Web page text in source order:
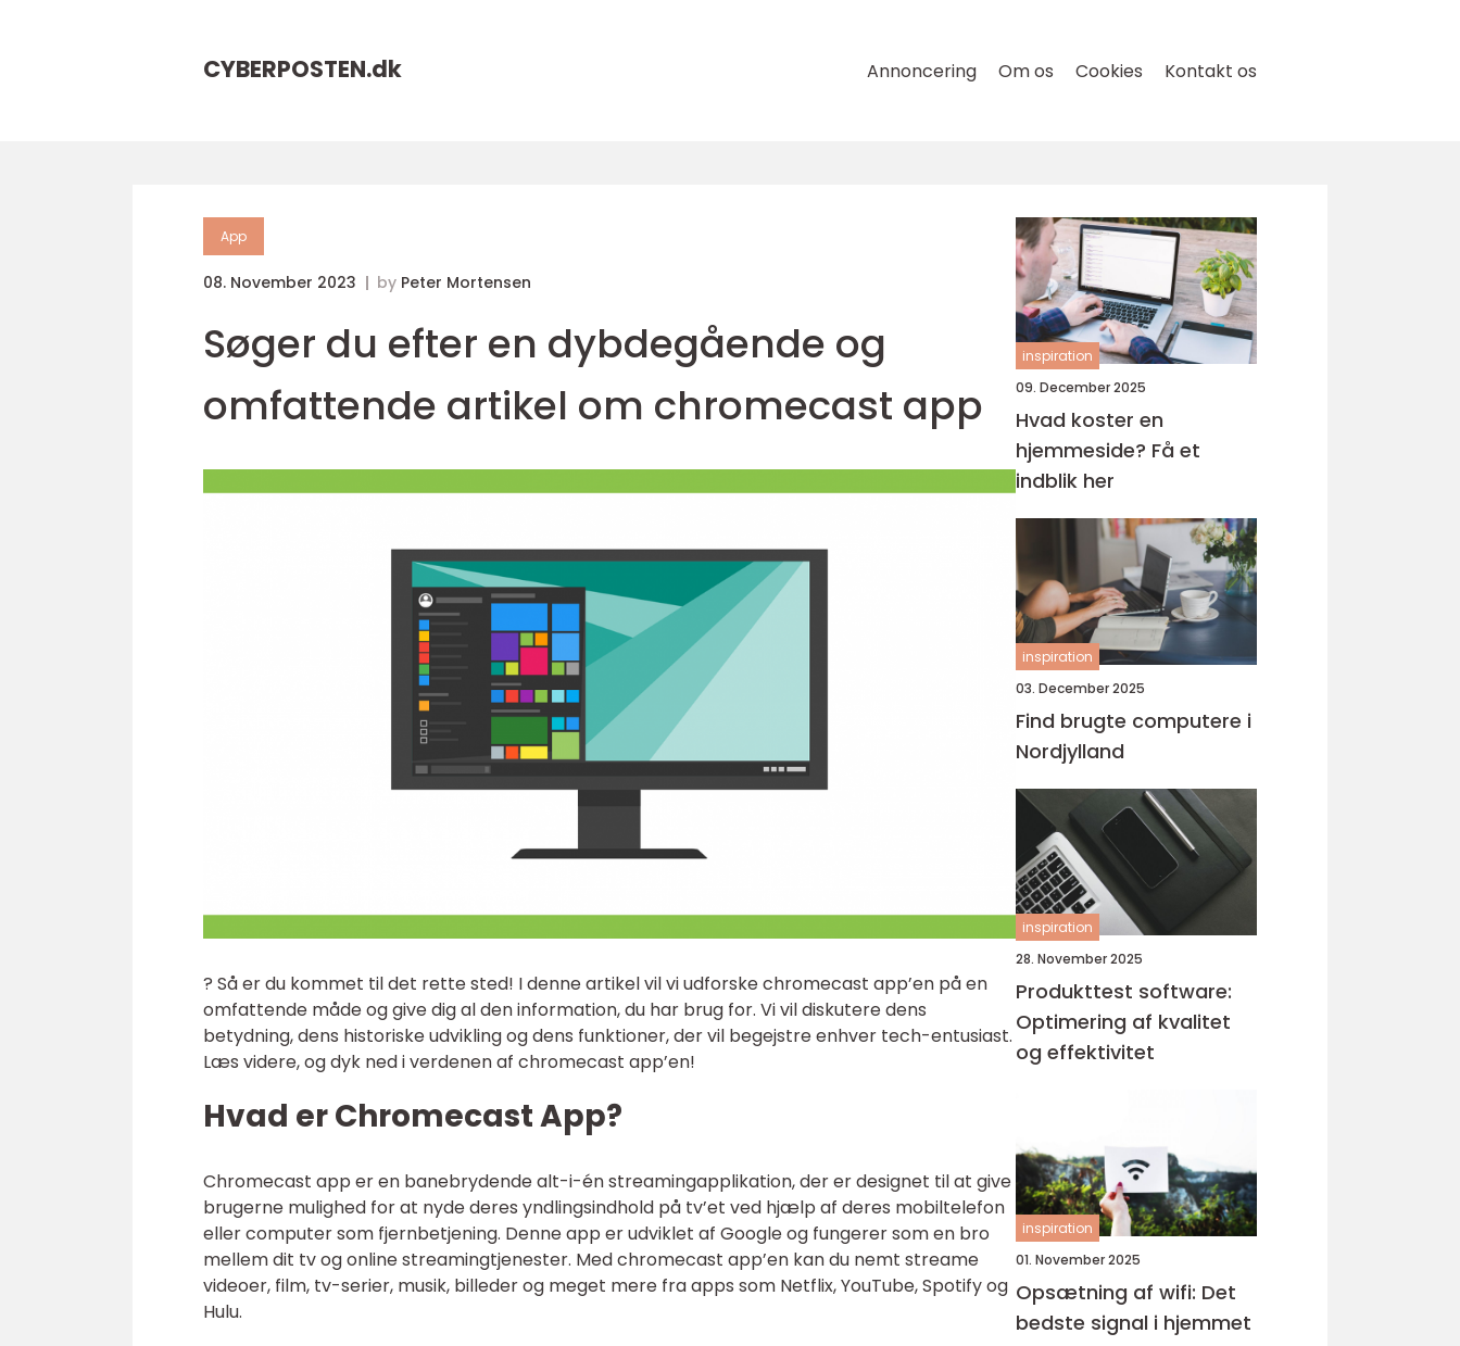
CYBERPOSTEN.dk Annoncering Om os Cookies Kontakt os
App
08. November 2023 by Peter Mortensen
Søger du efter en dybdegående og
omfattende artikel om chromecast app
? Så er du kommet til det rette sted! I denne artikel vil vi udforske chromecast app’en på en
omfattende måde og give dig al den information, du har brug for. Vi vil diskutere dens
betydning, dens historiske udvikling og dens funktioner, der vil begejstre enhver tech-entusiast.
Læs videre, og dyk ned i verdenen af chromecast app’en!
Hvad er Chromecast App?
Chromecast app er en banebrydende alt-i-én streamingapplikation, der er designet til at give
brugerne mulighed for at nyde deres yndlingsindhold på tv’et ved hjælp af deres mobiltelefon
eller computer som fjernbetjening. Denne app er udviklet af Google og fungerer som en bro
mellem dit tv og online streamingtjenester. Med chromecast app’en kan du nemt streame
videoer, film, tv-serier, musik, billeder og meget mere fra apps som Netflix, YouTube, Spotify og
Hulu.
inspiration
09. December 2025
Hvad koster en
hjemmeside? Få et
indblik her
inspiration
03. December 2025
Find brugte computere i
Nordjylland
inspiration
28. November 2025
Produkttest software:
Optimering af kvalitet
og effektivitet
inspiration
01. November 2025
Opsætning af wifi: Det
bedste signal i hjemmet